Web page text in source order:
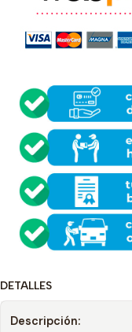
DETALLES
Descripción: